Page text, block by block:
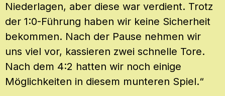
Niederlagen, aber diese war verdient. Trotz
der 1:0-Führung haben wir keine Sicherheit
bekommen. Nach der Pause nehmen wir
uns viel vor, kassieren zwei schnelle Tore.
Nach dem 4:2 hatten wir noch einige
Möglichkeiten in diesem munteren Spiel.“